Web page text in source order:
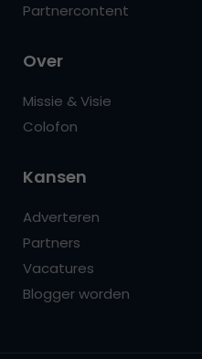
Partnercontent
Over
Missie & Visie
Colofon
Kansen
Adverteren
Partners
Vacatures
Blogger worden